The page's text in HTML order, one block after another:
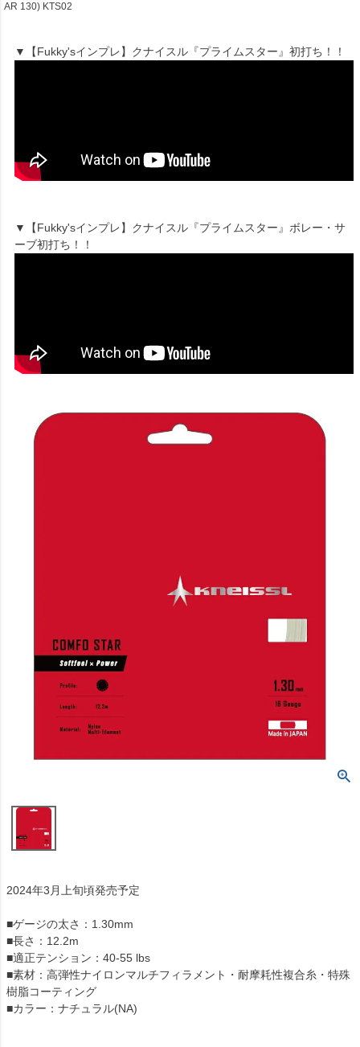
AR 130) KTS02
▼【Fukky'sインプレ】クナイスル『プライムスター』初打ち！！
▼【Fukky'sインプレ】クナイスル『プライムスター』ボレー・サ
ーブ初打ち！！
2024年3月上旬頃発売予定
■ゲージの太さ：1.30mm
■長さ：12.2m
■適正テンション：40-55 lbs
■素材：高弾性ナイロンマルチフィラメント・耐摩耗性複合糸・特殊
樹脂コーティング
■カラー：ナチュラル(NA)